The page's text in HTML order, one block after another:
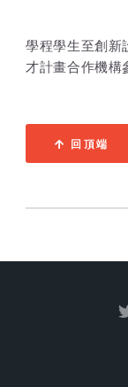
學程學生至創新
才計畫合作機構
回頂端